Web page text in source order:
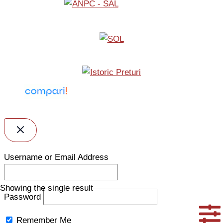
Showing the single result
Username or Email Address
Password
Remember Me